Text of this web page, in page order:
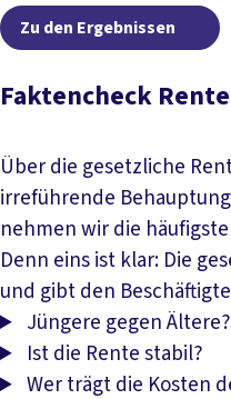
Zu den Ergebnissen
Faktencheck Rente
Über die gesetzliche
irreführende
nehmen wir die
Denn eins ist klar: Die
und gibt den
Jüngere gegen Ältere?
Ist die Rente stabil?
Wer trägt die Kosten